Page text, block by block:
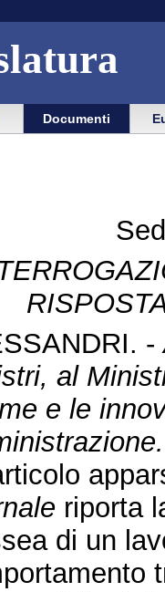
Documenti
-
al
e le
riporta
di un